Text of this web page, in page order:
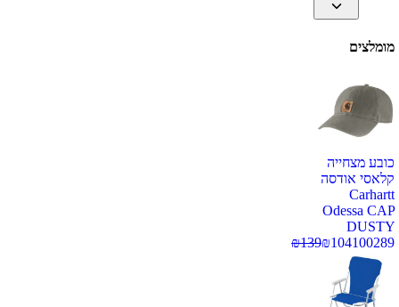
מומלצים
כובע מצחייה
קלאסי אודסה
Carhartt
Odessa CAP
DUSTY
100289
₪104
₪139